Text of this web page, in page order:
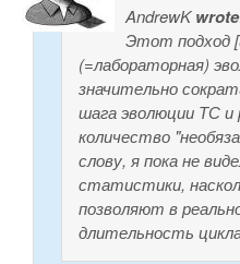
AndrewK
Этот подход
(=лабораторная)
значительно
шага эволюции ТС и
количество
слову, я пока не
статистики,
позволяют в
длительность